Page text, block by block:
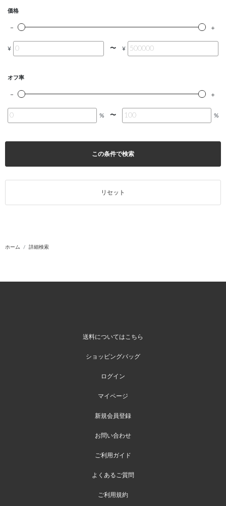
価格
¥ 〜 ¥
オフ率
% 〜 %
この条件で検索
リセット
ホーム 詳細検索
送料についてはこちら
ショッピングバッグ
ログイン
マイページ
新規会員登録
お問い合わせ
ご利用ガイド
よくあるご質問
ご利用規約